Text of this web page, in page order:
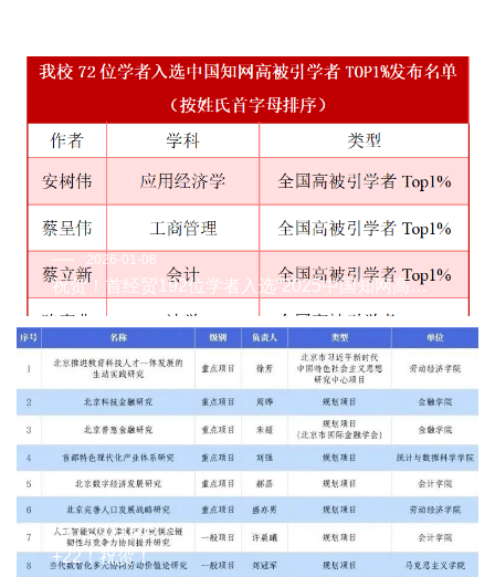
2026-01-08
祝贺！首经贸192位学者入选“2025中国知网高被
引学者”名单
2025-12-15
+22！祝贺！